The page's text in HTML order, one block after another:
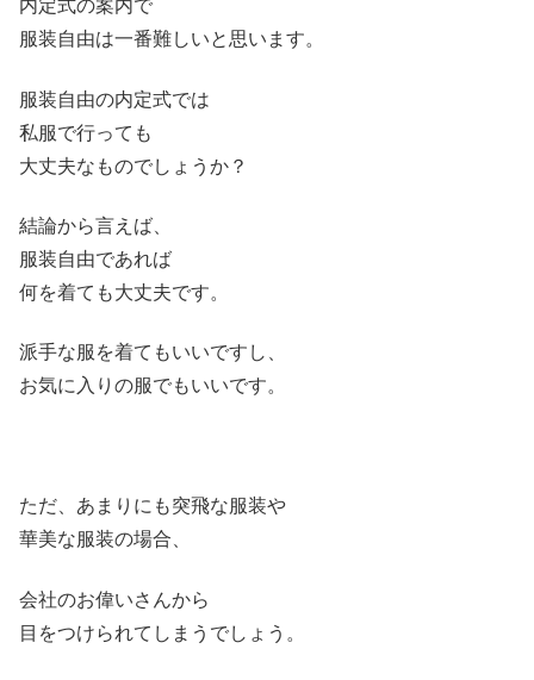
内定式の案内で
服装自由は一番難しいと思います。
服装自由の内定式では
私服で行っても
大丈夫なものでしょうか？
結論から言えば、
服装自由であれば
何を着ても大丈夫です。
派手な服を着てもいいですし、
お気に入りの服でもいいです。
ただ、あまりにも突飛な服装や
華美な服装の場合、
会社のお偉いさんから
目をつけられてしまうでしょう。